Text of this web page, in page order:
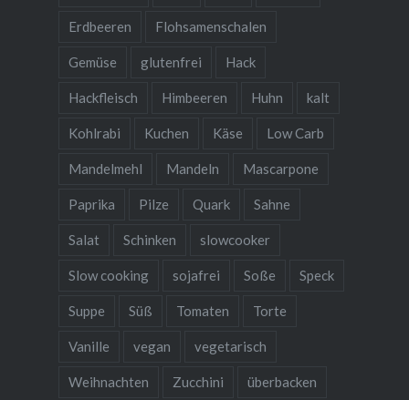
Erdbeeren Flohsamenschalen
Gemüse glutenfrei Hack
Hackfleisch Himbeeren Huhn kalt
Kohlrabi Kuchen Käse Low Carb
Mandelmehl Mandeln Mascarpone
Paprika Pilze Quark Sahne
Salat Schinken slowcooker
Slow cooking sojafrei Soße Speck
Suppe Süß Tomaten Torte
Vanille vegan vegetarisch
Weihnachten Zucchini überbacken